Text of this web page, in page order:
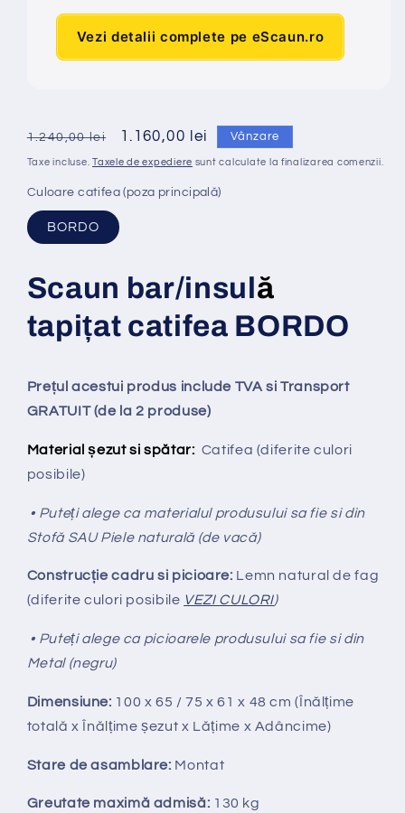
Vezi detalii complete pe eScaun.ro
Preț
obișnuit
1.240,00 lei
Preț
redus
1.160,00 lei Vânzare
Taxe incluse.Taxele de expediere sunt calculate la finalizarea comenzii.
Culoare catifea (poza principală)
BORDO
Scaun bar/insulă
tapițat catifea BORDO
Prețul acestui produs include TVA si Transport
GRATUIT (de la 2 produse)
Material șezut si spătar: Catifea (diferite culori
posibile)
• Puteți alege ca materialul produsului sa fie si din
Stofă SAU Piele naturală (de vacă)
Construcție cadru si picioare: Lemn natural de fag
(diferite culori posibile VEZI CULORI)
• Puteți alege ca picioarele produsului sa fie si din
Metal (negru)
Dimensiune: 100 x 65 / 75 x 61 x 48 cm (Înălțime
totală x Înălțimeșezut x Lățime x Adâncime)
Stare de asamblare: Montat
Greutate maximă admisă: 130 kg